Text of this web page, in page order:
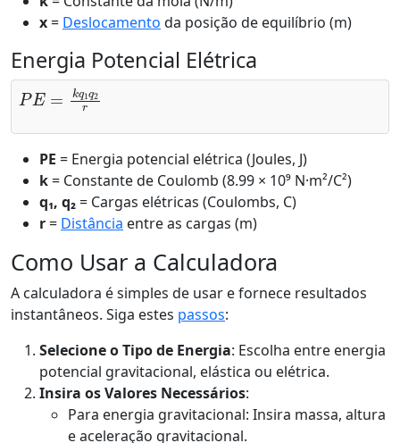
x= Deslocamento da posição de equilíbrio (m)
Energia Potencial Elétrica
PE=kq1q2r
PE = Energia potencial elétrica (Joules, J)
k= Constante de Coulomb (8.99 × 10⁹ N·m²/C²)
q₁, q₂= Cargas elétricas (Coulombs, C)
r= Distância entre as cargas (m)
Como Usar a Calculadora
A calculadora é simples de usar e fornece resultados
instantâneos. Siga estes passos:
Selecione o Tipo de Energia: Escolha entre energia
potencial gravitacional, elástica ou elétrica.
Insira os Valores Necessários:
Para energia gravitacional: Insira massa, altura
e aceleração gravitacional.